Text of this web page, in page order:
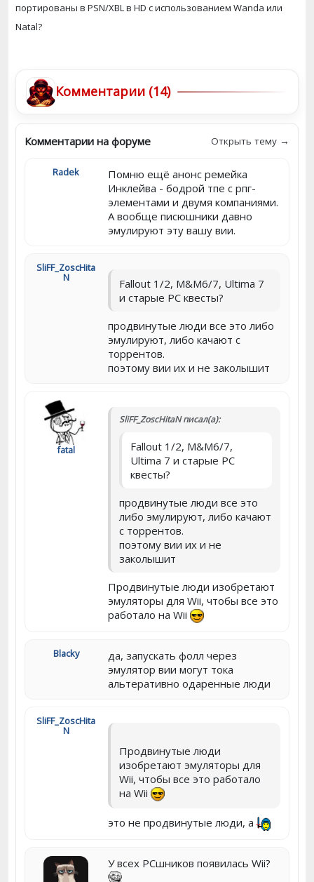
портированы в PSN/XBL в HD с использованием Wanda или
Natal?
Комментарии (14)
Комментарии на форуме Открыть тему →
Radek
Помню ещё анонс ремейка
Инклейва - бодрой тпе с рпг-
элементами и двумя компаниями.
А вообще писюшники давно
эмулируют эту вашу вии.
SliFF_ZoscHita
N
Fallout 1/2, M&M6/7, Ultima 7
и старые PC квесты?
продвинутые люди все это либо
эмулируют, либо качают с
торрентов.
поэтому вии их и не заколышит
fatal
SliFF_ZoscHitaN писал(а):
Fallout 1/2, M&M6/7,
Ultima 7 и старые PC
квесты?
продвинутые люди все это
либо эмулируют, либо качают
с торрентов.
поэтому вии их и не
заколышит
Продвинутые люди изобретают
эмуляторы для Wii, чтобы все это
работало на Wii
Blacky
да, запускать фолл через
эмулятор вии могут тока
альтеративно одаренные люди
SliFF_ZoscHita
N
Продвинутые люди
изобретают эмуляторы для
Wii, чтобы все это работало
на Wii
это не продвинутые люди, а
У всех PCшников появилась Wii?